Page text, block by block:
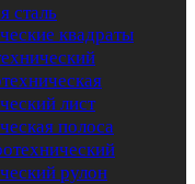
сталь
квадраты
лист
полоса
рулон